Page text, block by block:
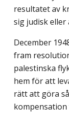
resultatet av
sig judisk eller
December
fram
palestinska
hem för att
rätt att göra